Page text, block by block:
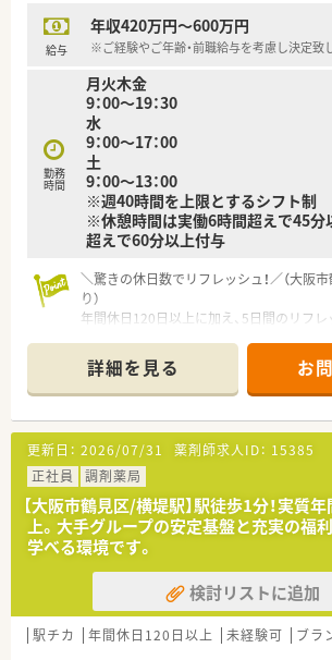
【勤務実態について】
日出勤も発生しないため、規則正しい生活
17時に終業するシフトも相談可能であり、
スを重視して働きたい方には非常に魅力的
■年間休日は105日が確保されており、週
て仕事とプライベートのメリハリをしっか
給与
年収420万円～600万円
※ご経験やご年齢・前職給与を考慮し決定致
勤務
時間
月火木金
9：00～19：30
水
9：00～17：00
土
9：00～13：00
※週40時間を上限とするシフト制
※休憩時間は実働6時間超えで45分
超えで60分以上付与
＼驚きの休日数でリフレッシュ！／（大阪
り）
年間休日120日以上に加え、5日間のリフ
イフバランスを最優先したい方に最適です
＊------------------------------------------＊
【店舗情報と応需状況について】
■大阪メトロ長堀鶴見緑地線の横堤駅か
り、駅近のため毎日の通勤ストレスが非常
■主な応需科目は整形外科が中心となって
方箋枚数は50～60枚と、比較的落ち着いた
ます。
■薬剤師は常勤2名とパート2名で構成され
らも互いに協力し合いながら、質の高い調
す。
【勤務実態について】
■残業代は1分単位でしっかりと支給され
り、無駄なサービス残業が発生しないよう
詳細を見る お
更新日： 2026/07/31 薬剤師求人ID： 15385
正社員
調剤薬局
【大阪市鶴見区/横堤駅】駅徒歩1分！実質
上。大手グループの安定基盤と充実の福
学べる環境です。
検討リストに追加
駅チカ 年間休日120日以上 未経験可 ブラ